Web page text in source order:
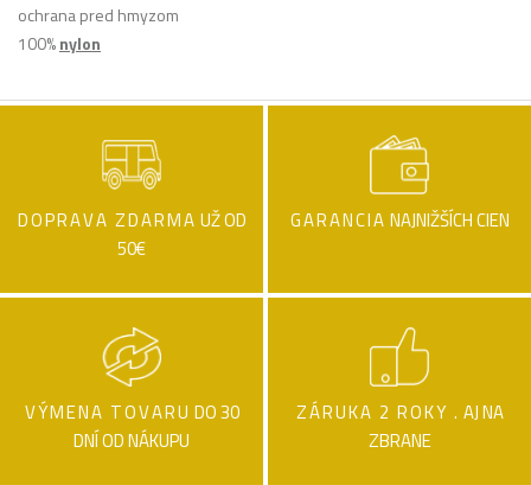
ochrana pred hmyzom
100%nylon
DOPRAVA ZDARMA UŽ OD
50€
GARANCIA NAJNIŽŠÍCH CIEN
VÝMENA TOVARU DO 30
DNÍ OD NÁKUPU
ZÁRUKA 2 ROKY . AJ NA
ZBRANE